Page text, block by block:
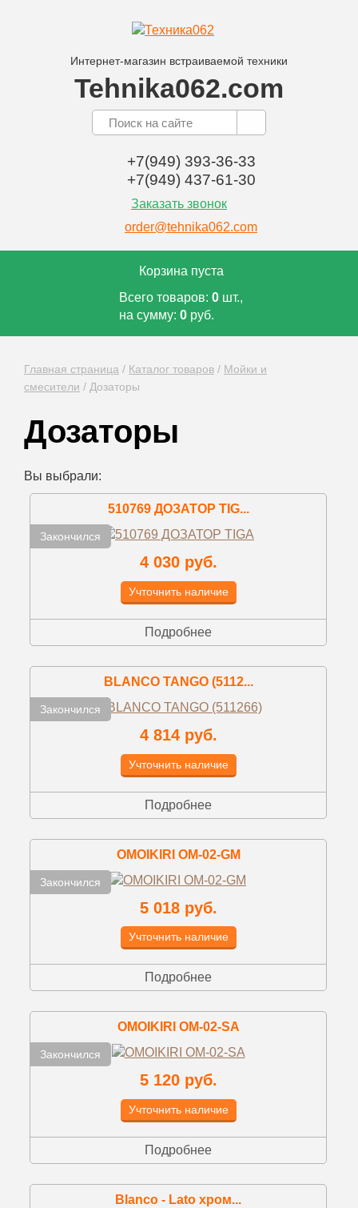
Интернет-магазин встраиваемой техники
Tehnika062.com
+7(949) 393-36-33
+7(949) 437-61-30
Заказать звонок
order@tehnika062.com
Корзина пуста
Всего товаров: 0 шт.,
на сумму: 0 руб.
Главная страница / Каталог товаров / Мойки и
смесители / Дозаторы
Дозаторы
Вы выбрали:
Закончился
510769 ДОЗАТОР TIG...
4 030 руб.
Учточнить наличие
Подробнее
Закончился
BLANCO TANGO (5112...
4 814 руб.
Учточнить наличие
Подробнее
Закончился
OMOIKIRI OM-02-GM
5 018 руб.
Учточнить наличие
Подробнее
Закончился
OMOIKIRI OM-02-SA
5 120 руб.
Учточнить наличие
Подробнее
Blanco - Lato хром...